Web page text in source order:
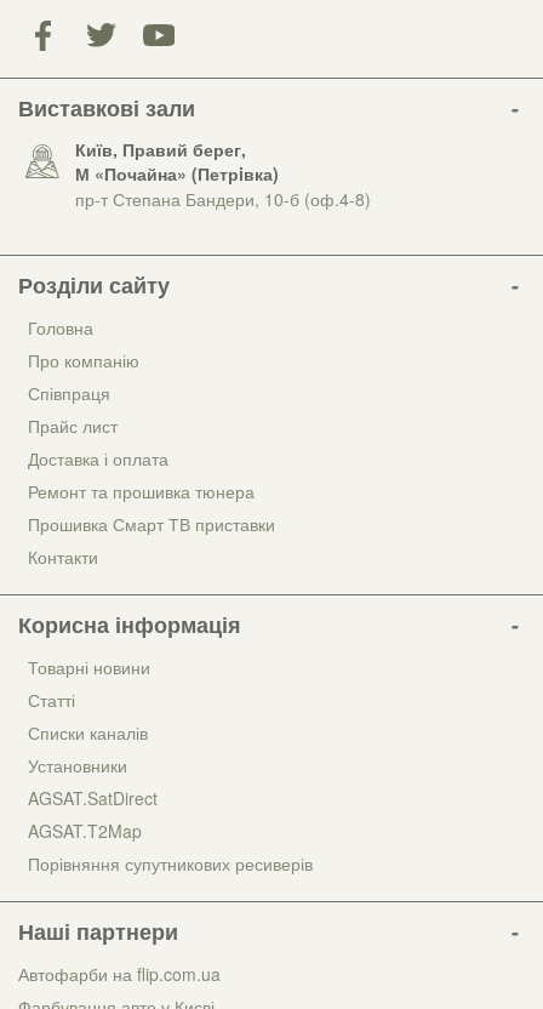
Виставкові зали
Київ, Правий берег,
М «Почайна» (Петрiвка)
пр-т Степана Бандери, 10-б (оф.4-8)
Розділи сайту
Головна
Про компанію
Співпраця
Прайс лист
Доставка і оплата
Ремонт та прошивка тюнера
Прошивка Смарт ТВ приставки
Контакти
Корисна інформація
Товарні новини
Статті
Списки каналів
Установники
AGSAT.SatDirect
AGSAT.T2Map
Порівняння супутникових ресиверів
Наші партнери
Автофарби на flip.com.ua